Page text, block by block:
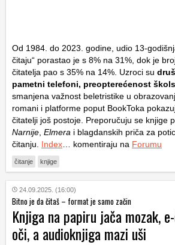
Od 1984. do 2023. godine, udio 13-
čitaju“ porastao je s 8% na 31%, dok je
čitatelja pao s 35% na 14%. Uzroci su
pametni telefoni, preopterećenost
smanjena važnost beletristike u
romani i platforme poput BookToka
čitatelji još postoje. Preporučuju se knjige
Narnije Elmera i blagdanskih priča za
čitanju. Index … komentiraju na Forumu
čitanje knjige
24.09.2025. (16:00)
Bitno je da čitaš – format je samo začin
Knjiga na papiru jača mozak,
oči, a audioknjiga mazi uši